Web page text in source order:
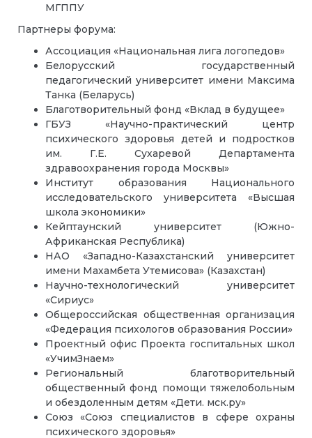
МГППУ
Партнеры форума:
Ассоциация «Национальная лига логопедов»
Белорусский государственный
педагогический университет имени Максима
Танка (Беларусь)
Благотворительный фонд «Вклад в будущее»
ГБУЗ «Научно-практический центр
психического здоровья детей и подростков
им. Г.Е. Сухаревой Департамента
здравоохранения города Москвы»
Институт образования Национального
исследовательского университета «Высшая
школа экономики»
Кейптаунский университет (Южно-
Африканская Республика)
НАО «Западно-Казахстанский университет
имени Махамбета Утемисова» (Казахстан)
Научно-технологический университет
«Сириус»
Общероссийская общественная организация
«Федерация психологов образования России»
Проектный офис Проекта госпитальных школ
«УчимЗнаем»
Региональный благотворительный
общественный фонд помощи тяжелобольным
и обездоленным детям «Дети. мск.ру»
Союз «Союз специалистов в сфере охраны
психического здоровья»